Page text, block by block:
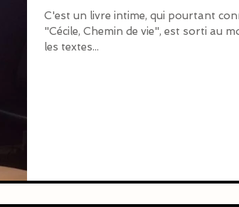
C'est un livre intime, qui pourtant
"Cécile, Chemin de vie", est sorti au
les textes...